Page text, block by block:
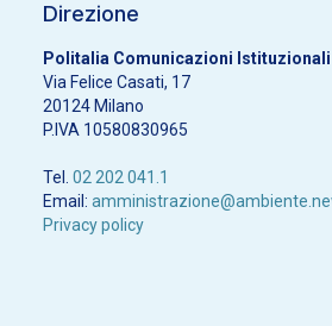
Direzione
Politalia Comunicazioni Istituzionali
Via Felice Casati, 17
20124 Milano
P.IVA 10580830965
Tel. 02 202 041.1
Email:
Privacy policy